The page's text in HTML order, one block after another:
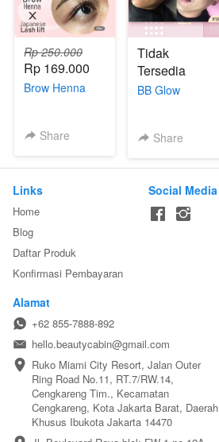
Rp 250.000
Rp 169.000
Brow Henna
Share
Tidak
Tersedia
BB Glow
Share
Links
Home
Blog
Daftar Produk
Konfirmasi Pembayaran
Social Media
Alamat
+62 855-7888-892
hello.beautycabin@gmail.com
Ruko Miami City Resort, Jalan Outer
Ring Road No.11, RT.7/RW.14,
Cengkareng Tim., Kecamatan
Cengkareng, Kota Jakarta Barat, Daerah
Khusus Ibukota Jakarta 14470